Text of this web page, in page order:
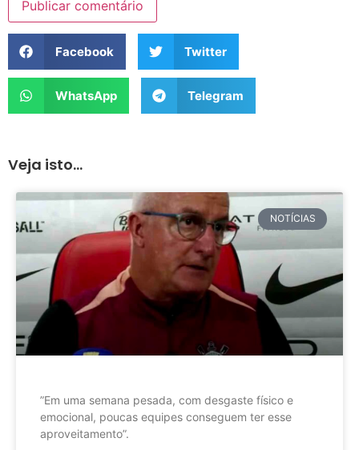
Facebook Twitter
WhatsApp Telegram
Veja isto...
NOTÍCIAS
”Em uma semana pesada, com desgaste físico e
emocional, poucas equipes conseguem ter esse
aproveitamento”.